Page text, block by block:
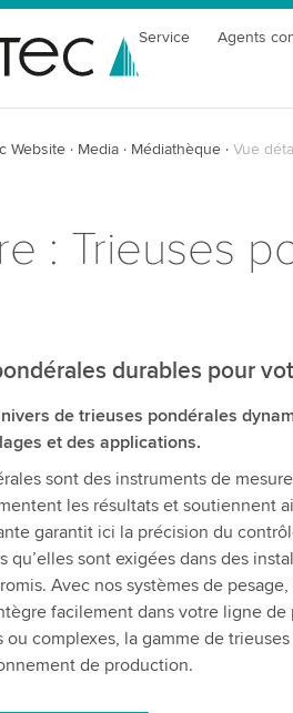
Service Agents
Website Media Médiathèque Vue
: Trieuses
durables pour
de trieuses pondérales
et des applications.
sont des instruments de
les résultats et soutiennent
garantit ici la précision du
qu’elles sont exigées dans des
Avec nos systèmes de
facilement dans votre ligne de
ou complexes, la gamme de
de production.